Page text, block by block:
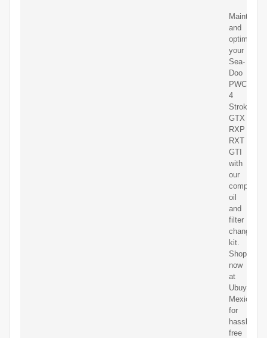
Maintain
and
optimize
your
Sea-
Doo
PWC
4
Stroke
GTX
RXP
RXT
GTI
with
our
oil
and
filter
change
kit.
Shop
now
at
Ubuy
Mexico
for
hassle-
free